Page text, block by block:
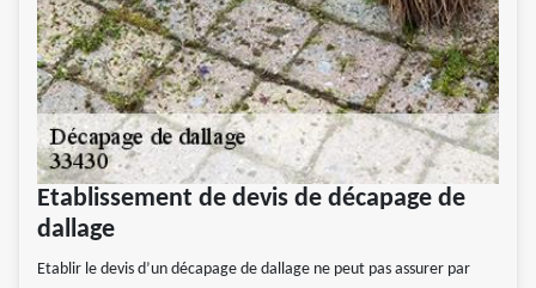
Etablissement de devis de décapage de
dallage
Etablir le devis d’un décapage de dallage ne peut pas assurer par